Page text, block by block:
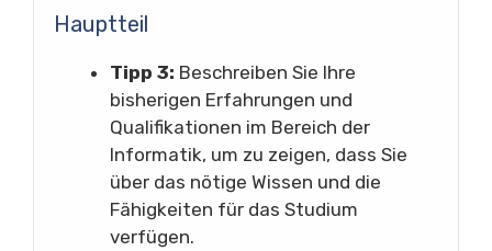
Hauptteil
Tipp 3: Beschreiben Sie Ihre
bisherigen Erfahrungen und
Qualifikationen im Bereich der
Informatik, um zu zeigen, dass Sie
über das nötige Wissen und die
Fähigkeiten für das Studium
verfügen.